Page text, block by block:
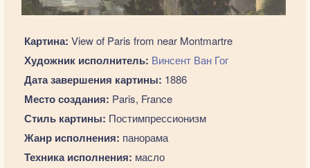
Картина: View of Paris from near Montmartre
Художник исполнитель: Винсент Ван Гог
Дата завершения картины: 1886
Место создания: Paris, France
Стиль картины: Постимпрессионизм
Жанр исполнения: панорама
Техника исполнения: масло